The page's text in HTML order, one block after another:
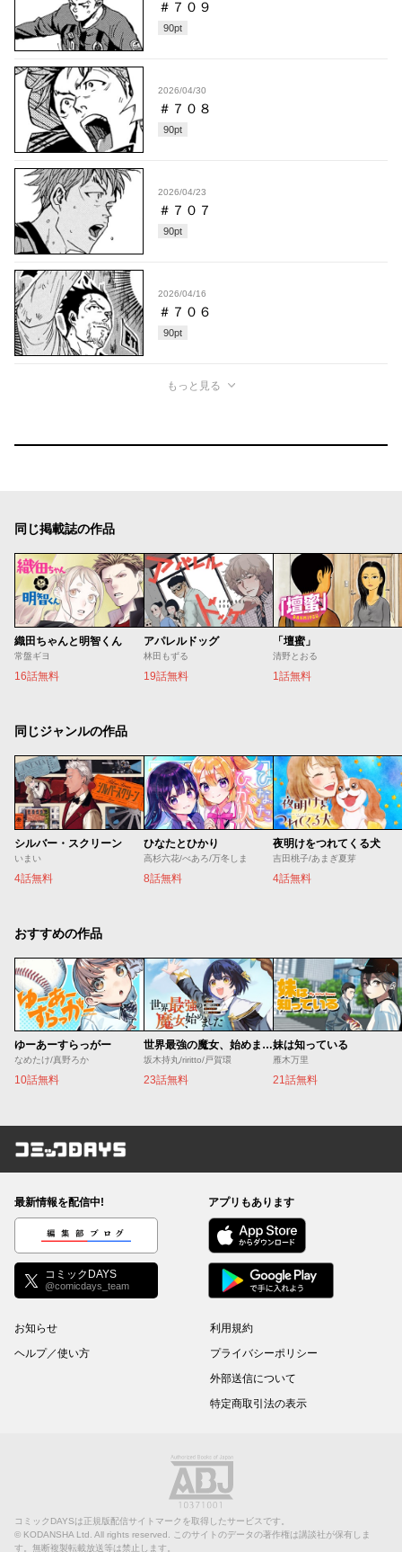
＃７０９
90pt
2026/04/30
＃７０８
90pt
2026/04/23
＃７０７
90pt
2026/04/16
＃７０６
90pt
もっと見る
同じ掲載誌の作品
織田ちゃんと明智くん
常盤ギヨ
16話無料
アパレルドッグ
林田もずる
19話無料
「壇蜜」
清野とおる
1話無料
同じジャンルの作品
シルバー・スクリーン
いまい
4話無料
ひなたとひかり
高杉六花/べあろ/万冬しま
8話無料
夜明けをつれてくる犬
吉田桃子/あまぎ夏芽
4話無料
おすすめの作品
ゆーあーすらっがー
なめたけ/真野ろか
10話無料
世界最強の魔女、始めました ～私だけ『攻略サイト』を見れる世界で自由に生きます～
坂木持丸/riritto/戸賀環
23話無料
妹は知っている
雁木万里
21話無料
コミックDAYS
最新情報を配信中!
編集部ブログ
コミックDAYS
@comicdays_team
アプリもあります
お知らせ
ヘルプ／使い方
利用規約
プライバシーポリシー
外部送信について
特定商取引法の表示
コミックDAYSは正規版配信サイトマークを取得したサービスです。
© KODANSHA Ltd. All rights reserved. このサイトのデータの著作権は講談社が保有しま
す。無断複製転載放送等は禁止します。